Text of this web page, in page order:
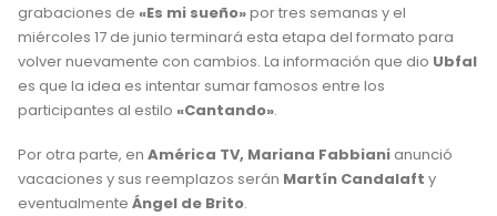
grabaciones de «Es mi sueño»por tres semanas y el
miércoles 17 de junio terminará esta etapa del formato para
volver nuevamente con cambios. La información que dio Ubfal
es que la idea es intentar sumar famosos entre los
participantes al estilo «Cantando».
Por otra parte, en América TV, Mariana Fabbiani anunció
vacaciones y sus reemplazos serán Martín Candalaft y
eventualmente Ángel de Brito.